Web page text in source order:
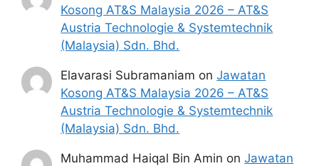
Kosong AT&S Malaysia 2026 – AT&S
Austria Technologie & Systemtechnik
(Malaysia) Sdn. Bhd.
Elavarasi Subramaniam onJawatan
Kosong AT&S Malaysia 2026 – AT&S
Austria Technologie & Systemtechnik
(Malaysia) Sdn. Bhd.
Muhammad Haiqal Bin Amin onJawatan